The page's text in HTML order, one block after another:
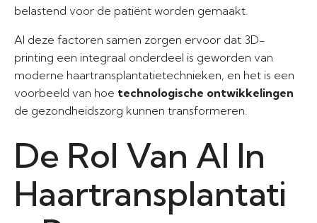
belastend voor de patiënt worden gemaakt.
Al deze factoren samen zorgen ervoor dat 3D-
printing een integraal onderdeel is geworden van
moderne haartransplantatietechnieken, en het is een
voorbeeld van hoe technologische ontwikkelingen
de gezondheidszorg kunnen transformeren.
De Rol Van AI In
Haartransplantati